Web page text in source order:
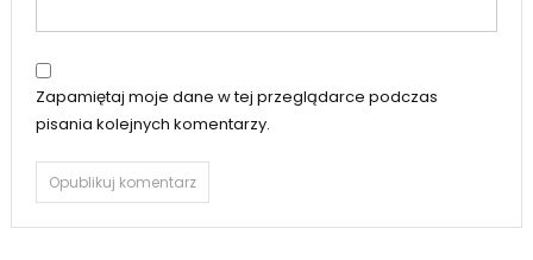
Zapamiętaj moje dane w tej przeglądarce podczas
pisania kolejnych komentarzy.